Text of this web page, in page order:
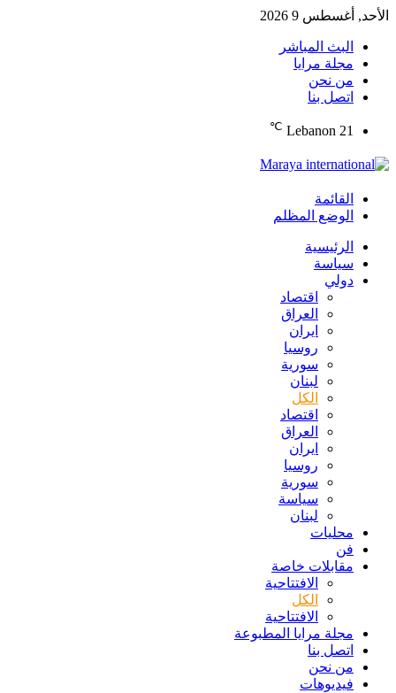
الأحد, أغسطس 9 2026
البث المباشر
مجلة مرايا
من نحن
اتصل بنا
Lebanon 21
℃
القائمة
الوضع المظلم
الرئيسية
سياسة
دولي
اقتصاد
العراق
ايران
روسيا
سورية
لبنان
الكل
اقتصاد
العراق
ايران
روسيا
سورية
سياسة
لبنان
محليات
فن
مقابلات خاصة
الافتتاحیة
الكل
الافتتاحیة
مجلة مرايا المطبوعة
اتصل بنا
من نحن
فيديوهات